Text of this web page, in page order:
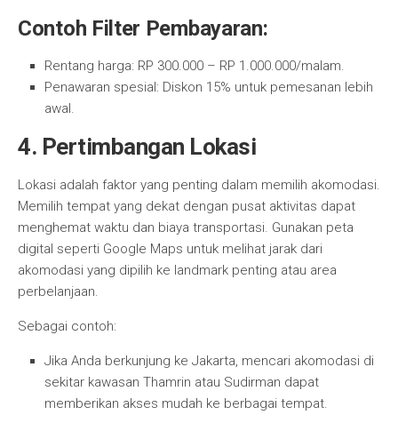
Contoh Filter Pembayaran:
Rentang harga: RP 300.000 – RP 1.000.000/malam.
Penawaran spesial: Diskon 15% untuk pemesanan lebih
awal.
4. Pertimbangan Lokasi
Lokasi adalah faktor yang penting dalam memilih akomodasi.
Memilih tempat yang dekat dengan pusat aktivitas dapat
menghemat waktu dan biaya transportasi. Gunakan peta
digital seperti Google Maps untuk melihat jarak dari
akomodasi yang dipilih ke landmark penting atau area
perbelanjaan.
Sebagai contoh:
Jika Anda berkunjung ke Jakarta, mencari akomodasi di
sekitar kawasan Thamrin atau Sudirman dapat
memberikan akses mudah ke berbagai tempat.